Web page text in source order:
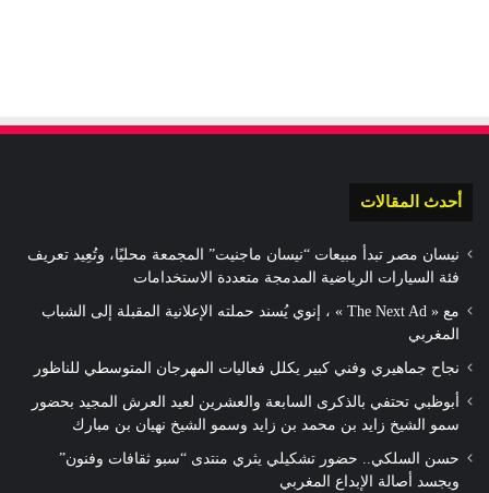
أحدث المقالات
نيسان مصر تبدأ مبيعات “نيسان ماجنيت” المجمعة محليًا، وتُعِيد تعريف
فئة السيارات الرياضية المدمجة متعددة الاستخدامات
مع « The Next Ad » ، إنوي يُسند حملته الإعلانية المقبلة إلى الشباب
المغربي
نجاح جماهيري وفني كبير يكلل فعاليات المهرجان المتوسطي للناظور
أبوظبي تحتفي بالذكرى السابعة والعشرين لعيد العرش المجيد بحضور
سمو الشيخ زايد بن محمد بن زايد وسمو الشيخ نهيان بن مبارك
حسن السلكي.. حضور تشكيلي يثري منتدى “سبو ثقافات وفنون”
ويجسد أصالة الإبداع المغربي